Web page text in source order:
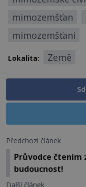
mimozemšťan
mimozemšťani
Lokalita: Země
Předchozí článek
Průvodce čtením
budoucnost!
Další článek